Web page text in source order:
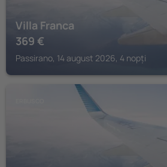
Villa Franca
369 €
Passirano, 14 august 2026, 4 nopți